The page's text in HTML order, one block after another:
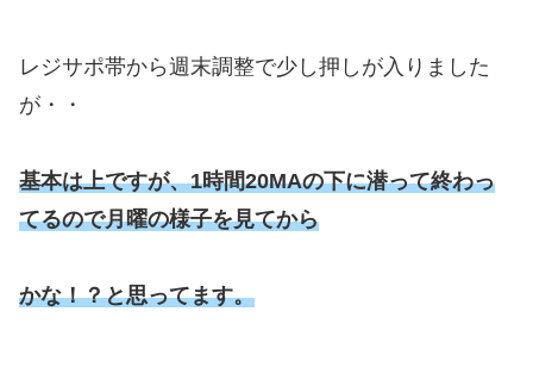
レジサポ帯から週末調整で少し押しが入りました
が・・
基本は上ですが、1時間20MAの下に潜って終わっ
てるので月曜の様子を見てから
かな！？と思ってます。